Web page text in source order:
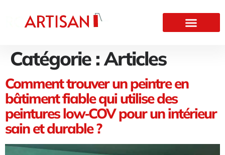
Catégorie :Articles
Comment trouver un peintre en
bâtiment fiable qui utilise des
peintures low‑COV pour un intérieur
sain et durable ?